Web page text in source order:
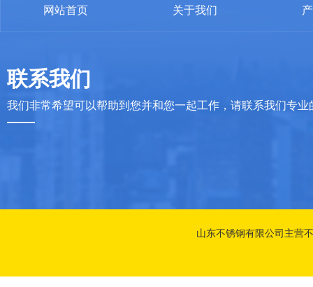
网站首页 关于我们
联系我们
我们非常希望可以帮助到您并和您一起工作，请联系我们专业
山东不锈钢有限公司主营